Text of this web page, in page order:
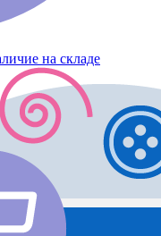
на складе